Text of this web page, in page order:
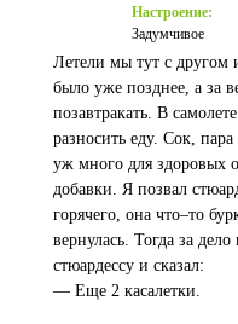
Настроение:
Задумчивое
Летели мы тут с другом
было уже позднее, а за
позавтракать. В
разносить еду. Сок,
уж много для здоровых
добавки. Я позвал
горячего, она что–то
вернулась. Тогда за
стюардессу и сказал:
— Еще 2 касалетки.